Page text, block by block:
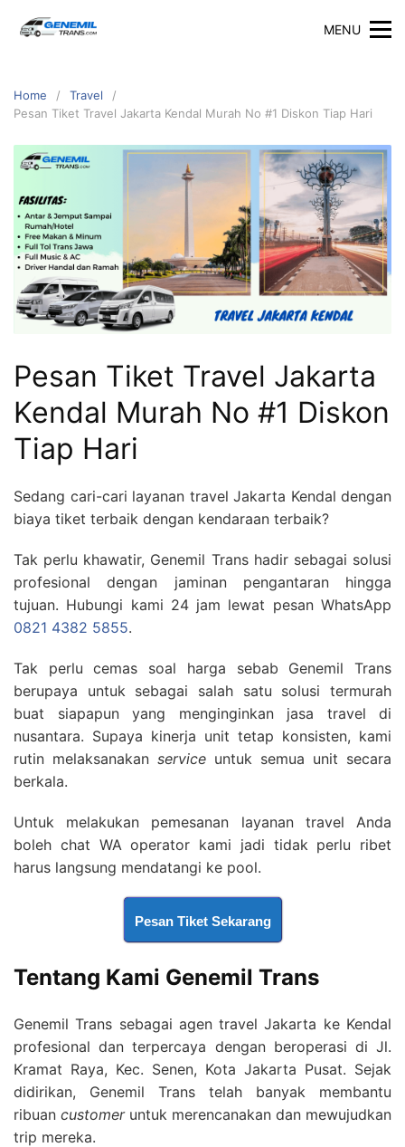
MENU
Home
Travel
Pesan Tiket Travel Jakarta Kendal Murah No #1 Diskon Tiap Hari
Pesan Tiket Travel Jakarta
Kendal Murah No #1 Diskon
Tiap Hari
Sedang cari-cari layanan travel Jakarta Kendal dengan
biaya tiket terbaik dengan kendaraan terbaik?
Tak perlu khawatir, Genemil Trans hadir sebagai solusi
profesional dengan jaminan pengantaran hingga
tujuan. Hubungi kami 24 jam lewat pesan WhatsApp
0821 4382 5855.
Tak perlu cemas soal harga sebab Genemil Trans
berupaya untuk sebagai salah satu solusi termurah
buat siapapun yang menginginkan jasa travel di
nusantara. Supaya kinerja unit tetap konsisten, kami
rutin melaksanakan service untuk semua unit secara
berkala.
Untuk melakukan pemesanan layanan travel Anda
boleh chat WA operator kami jadi tidak perlu ribet
harus langsung mendatangi ke pool.
Pesan Tiket Sekarang
Tentang Kami Genemil Trans
Genemil Trans sebagai agen travel Jakarta ke Kendal
profesional dan terpercaya dengan beroperasi di Jl.
Kramat Raya, Kec. Senen, Kota Jakarta Pusat. Sejak
didirikan, Genemil Trans telah banyak membantu
ribuan customeruntuk merencanakan dan mewujudkan
trip mereka.